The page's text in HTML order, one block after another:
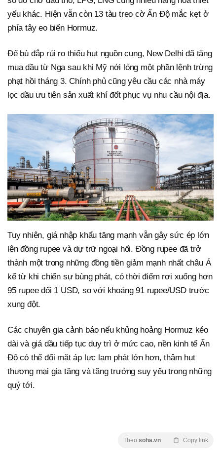
yếu khác. Hiện vẫn còn 13 tàu treo cờ Ấn Độ mắc kẹt ở
phía tây eo biển Hormuz.
Để bù đắp rủi ro thiếu hụt nguồn cung, New Delhi đã tăng
mua dầu từ Nga sau khi Mỹ nới lỏng một phần lệnh trừng
phạt hồi tháng 3. Chính phủ cũng yêu cầu các nhà máy
lọc dầu ưu tiên sản xuất khí đốt phục vụ nhu cầu nội địa.
Tuy nhiên, giá nhập khẩu tăng mạnh vẫn gây sức ép lớn
lên đồng rupee và dự trữ ngoại hối. Đồng rupee đã trở
thành một trong những đồng tiền giảm mạnh nhất châu Á
kể từ khi chiến sự bùng phát, có thời điểm rơi xuống hơn
95 rupee đổi 1 USD, so với khoảng 91 rupee/USD trước
xung đột.
Các chuyên gia cảnh báo nếu khủng hoảng Hormuz kéo
dài và giá dầu tiếp tục duy trì ở mức cao, nền kinh tế Ấn
Độ có thể đối mặt áp lực lạm phát lớn hơn, thâm hụt
thương mại gia tăng và tăng trưởng suy yếu trong những
quý tới.
Theo soha.vn Copy link